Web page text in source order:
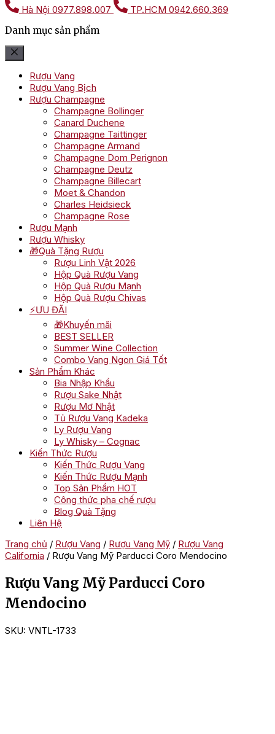
Hà Nội 0977.898.007 TP.HCM 0942.660.369
Danh mục sản phẩm
Rượu Vang
Rượu Vang Bịch
Rượu Champagne
Champagne Bollinger
Canard Duchene
Champagne Taittinger
Champagne Armand
Champagne Dom Perignon
Champagne Deutz
Champagne Billecart
Moet & Chandon
Charles Heidsieck
Champagne Rose
Rượu Mạnh
Rượu Whisky
🎁Quà Tặng Rượu
Rượu Linh Vật 2026
Hộp Quà Rượu Vang
Hộp Quà Rượu Mạnh
Hộp Quà Rượu Chivas
⚡ƯU ĐÃI
🎁Khuyến mãi
BEST SELLER
Summer Wine Collection
Combo Vang Ngon Giá Tốt
Sản Phẩm Khác
Bia Nhập Khẩu
Rượu Sake Nhật
Rượu Mơ Nhật
Tủ Rượu Vang Kadeka
Ly Rượu Vang
Ly Whisky – Cognac
Kiến Thức Rượu
Kiến Thức Rượu Vang
Kiến Thức Rượu Mạnh
Top Sản Phẩm HOT
Công thức pha chế rượu
Blog Quà Tặng
Liên Hệ
Trang chủ / Rượu Vang / Rượu Vang Mỹ / Rượu Vang
California / Rượu Vang Mỹ Parducci Coro Mendocino
Rượu Vang Mỹ Parducci Coro
Mendocino
SKU: VNTL-1733